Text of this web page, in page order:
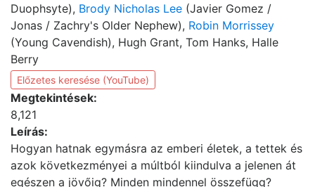
Duophsyte), Brody Nicholas Lee (Javier Gomez /
Jonas / Zachry's Older Nephew), Robin Morrissey
(Young Cavendish), Hugh Grant, Tom Hanks, Halle
Berry
Előzetes keresése (YouTube)
Megtekintések:
8,121
Leírás:
Hogyan hatnak egymásra az emberi életek, a tettek és
azok következményei a múltból kiindulva a jelenen át
egészen a jövőig? Minden mindennel összefügg?